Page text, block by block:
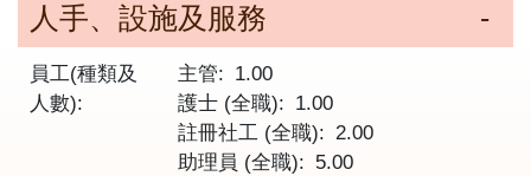
人手、設施及服務
員工(種類及
人數):
主管
1.00
護士 (全職)
1.00
註冊社工 (全職)
2.00
助理員 (全職)
5.00